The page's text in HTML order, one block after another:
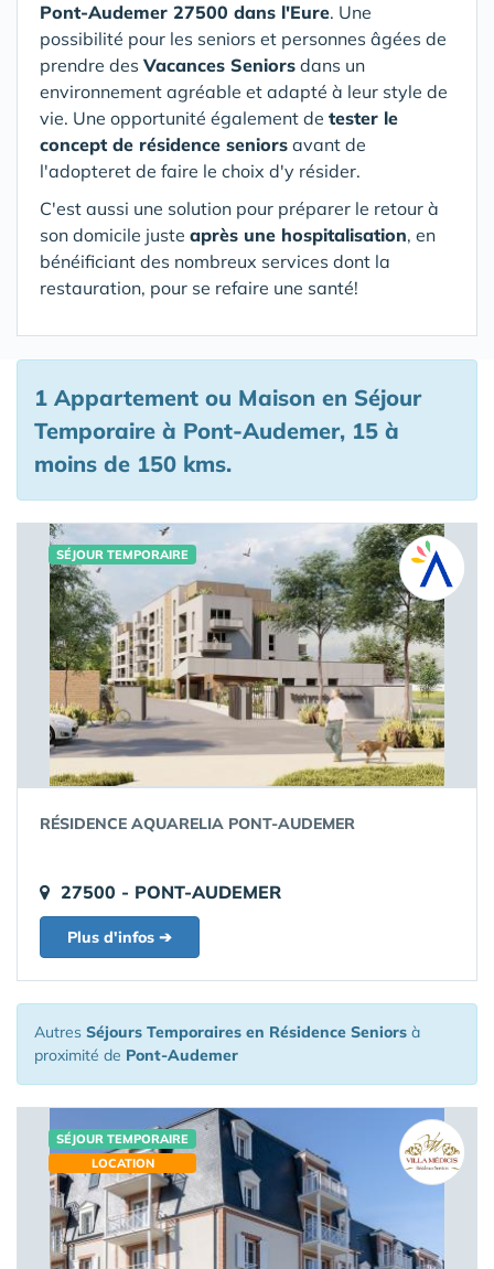
Pont-Audemer 27500 dans l'Eure. Une
possibilité pour les seniors et personnes âgées de
prendre des Vacances Seniors dans un
environnement agréable et adapté à leur style de
vie. Une opportunité également de tester le
concept de résidence seniors avant de
l'adopteret de faire le choix d'y résider.
C'est aussi une solution pour préparer le retour à
son domicile juste après une hospitalisation, en
bénéificiant des nombreux services dont la
restauration, pour se refaire une santé!
1 Appartement ou Maison en Séjour
Temporaire à Pont-Audemer, 15 à
moins de 150 kms.
SÉJOUR TEMPORAIRE
RÉSIDENCE AQUARELIA PONT-AUDEMER
27500 - PONT-AUDEMER
Plus d'infos ➔
Autres Séjours Temporaires en Résidence Seniors à
proximité de Pont-Audemer
SÉJOUR TEMPORAIRE
LOCATION